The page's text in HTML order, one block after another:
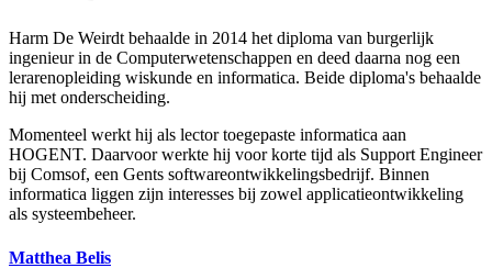
Harm De Weirdt behaalde in 2014 het diploma van burgerlijk
ingenieur in de Computer­wetenschappen en deed daarna nog een
lerarenopleiding wiskunde en informatica. Beide diploma's behaalde
hij met onderscheiding.
Momenteel werkt hij als lector toegepaste informatica aan
HOGENT. Daarvoor werkte hij voor korte tijd als Support Engineer
bij Comsof, een Gents softwareontwikkelingsbedrijf. Binnen
informatica liggen zijn interesses bij zowel applicatieontwikkeling
als systeembeheer.
Matthea Belis